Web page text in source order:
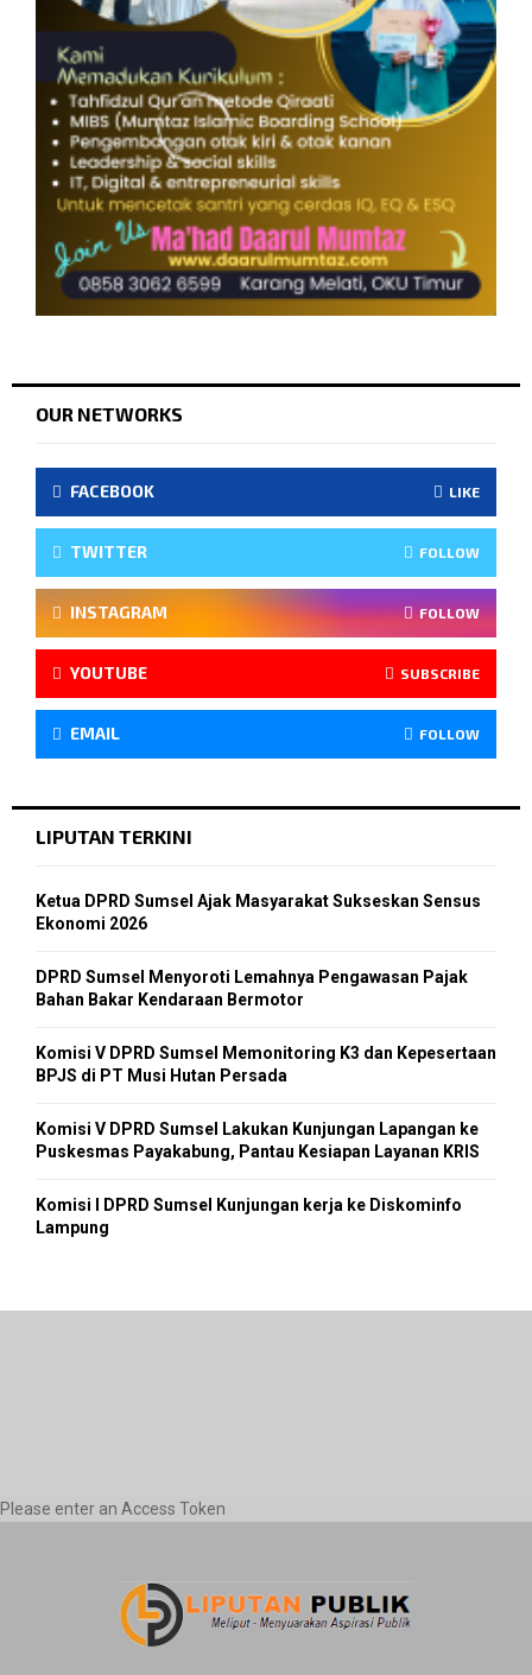
OUR NETWORKS
FACEBOOK LIKE
TWITTER FOLLOW
INSTAGRAM FOLLOW
YOUTUBE SUBSCRIBE
EMAIL FOLLOW
LIPUTAN TERKINI
Ketua DPRD Sumsel Ajak Masyarakat Sukseskan Sensus
Ekonomi 2026
DPRD Sumsel Menyoroti Lemahnya Pengawasan Pajak
Bahan Bakar Kendaraan Bermotor
Komisi V DPRD Sumsel Memonitoring K3 dan Kepesertaan
BPJS di PT Musi Hutan Persada
Komisi V DPRD Sumsel Lakukan Kunjungan Lapangan ke
Puskesmas Payakabung, Pantau Kesiapan Layanan KRIS
Komisi I DPRD Sumsel Kunjungan kerja ke Diskominfo
Lampung
Please enter an Access Token